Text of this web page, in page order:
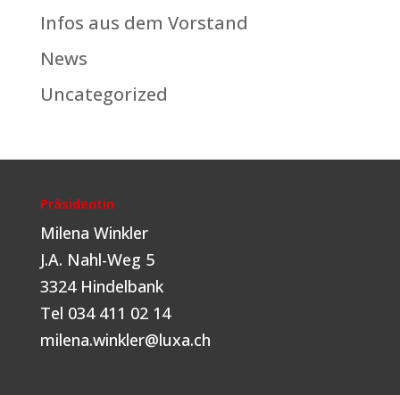
Infos aus dem Vorstand
News
Uncategorized
Präsidentin
Milena Winkler
J.A. Nahl-Weg 5
3324 Hindelbank
Tel 034 411 02 14
milena.winkler@luxa.ch